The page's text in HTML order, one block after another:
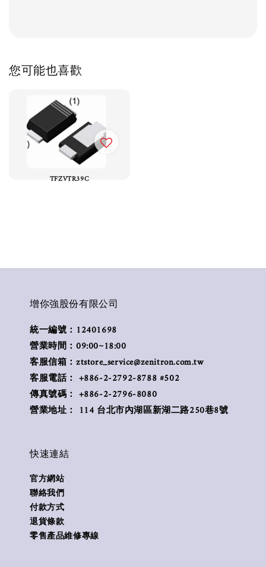
您可能也喜歡
TFZVTR39C
增你強股份有限公司
統一編號：12401698
營業時間：09:00~18:00
客服信箱：ztstore_service@zenitron.com.tw
客服電話： +886-2-2792-8788 #502
傳真號碼： +886-2-2796-8080
營業地址： 114 台北市內湖區新湖二路250巷8號
快速連結
官方網站
聯絡我們
付款方式
退貨條款
零售產品維修專線